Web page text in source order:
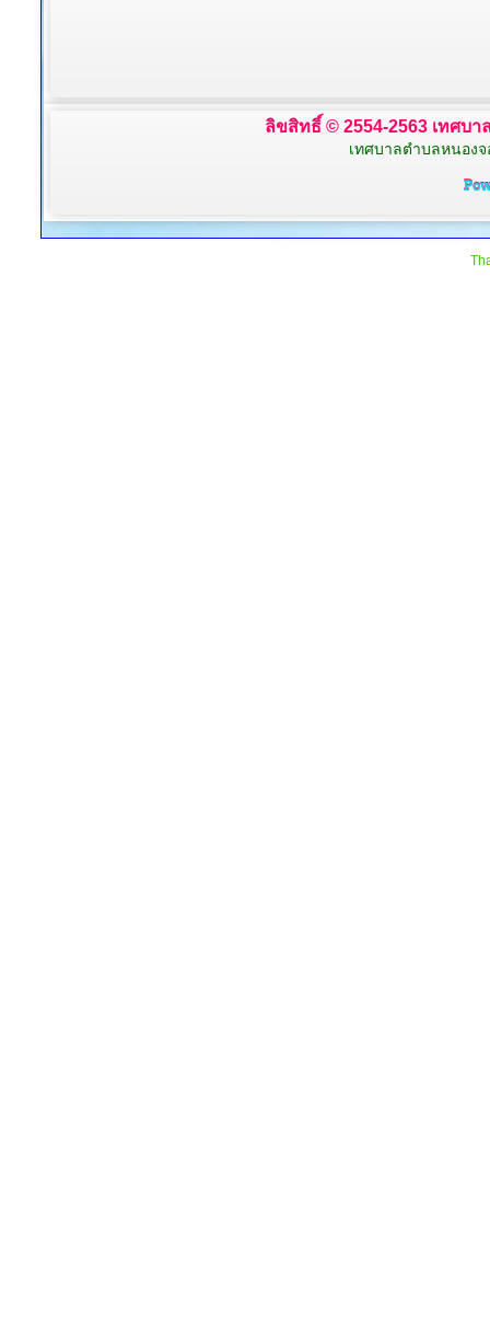
ลิขสิทธิ์ © 2554-2563 เทศบ
เทศบาลตำบลหนองจ